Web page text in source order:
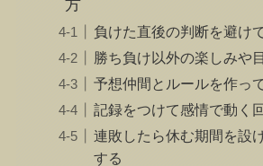
方
負けた直後の判断を避け
勝ち負け以外の楽しみや
予想仲間とルールを作っ
記録をつけて感情で動く
連敗したら休む期間を設
する